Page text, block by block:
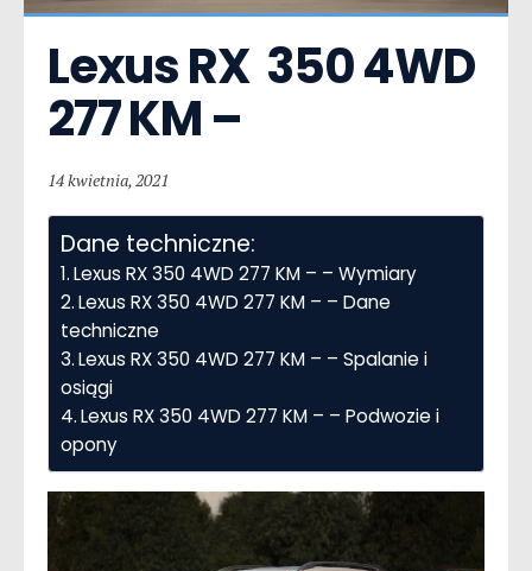
Lexus RX  350 4WD
277 KM –
14 kwietnia, 2021
Dane techniczne:
Lexus RX 350 4WD 277 KM – – Wymiary
Lexus RX 350 4WD 277 KM – – Dane
techniczne
Lexus RX 350 4WD 277 KM – – Spalanie i
osiągi
Lexus RX 350 4WD 277 KM – – Podwozie i
opony